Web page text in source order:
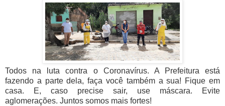
Todos na luta contra o Coronavírus. A Prefeitura está
fazendo a parte dela, faça você também a sua! Fique em
casa. E, caso precise sair, use máscara. Evite
aglomerações. Juntos somos mais fortes!